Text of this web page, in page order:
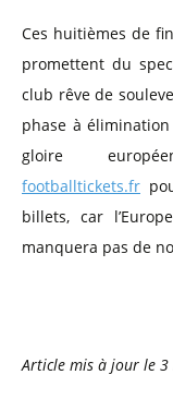
Ces huitièmes de
promettent du
club rêve de
phase à
gloire
footballtickets.fr
billets, car
manquera pas de
Article mis à jour le 3